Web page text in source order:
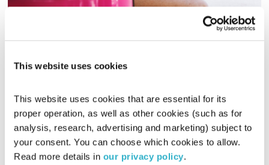
This website uses cookies
This website uses cookies that are essential for its
proper operation, as well as other cookies (such as for
analysis, research, advertising and marketing) subject to
your consent. You can choose which cookies to allow.
Read more details in our privacy policy.
אהבה